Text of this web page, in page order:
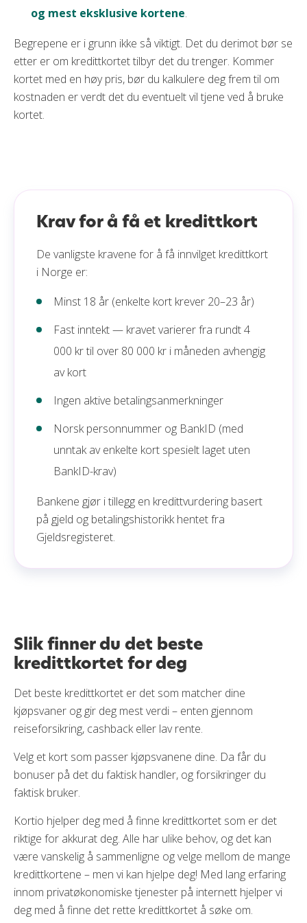
og mest eksklusive kortene.
Begrepene er i grunn ikke så viktigt. Det du derimot bør se
etter er om kredittkortet tilbyr det du trenger. Kommer
kortet med en høy pris, bør du kalkulere deg frem til om
kostnaden er verdt det du eventuelt vil tjene ved å bruke
kortet.
Krav for å få et kredittkort
De vanligste kravene for å få innvilget kredittkort
i Norge er:
Minst 18 år (enkelte kort krever 20–23 år)
Fast inntekt — kravet varierer fra rundt 4
000 kr til over 80 000 kr i måneden avhengig
av kort
Ingen aktive betalingsanmerkninger
Norsk personnummer og BankID (med
unntak av enkelte kort spesielt laget uten
BankID-krav)
Bankene gjør i tillegg en kredittvurdering basert
på gjeld og betalingshistorikk hentet fra
Gjeldsregisteret.
Slik finner du det beste
kredittkortet for deg
Det beste kredittkortet er det som matcher dine
kjøpsvaner og gir deg mest verdi – enten gjennom
reiseforsikring, cashback eller lav rente.
Velg et kort som passer kjøpsvanene dine. Da får du
bonuser på det du faktisk handler, og forsikringer du
faktisk bruker.
Kortio hjelper deg med å finne kredittkortet som er det
riktige for akkurat deg. Alle har ulike behov, og det kan
være vanskelig å sammenligne og velge mellom de mange
kredittkortene – men vi kan hjelpe deg! Med lang erfaring
innom privatøkonomiske tjenester på internett hjelper vi
deg med å finne det rette kredittkortet å søke om.